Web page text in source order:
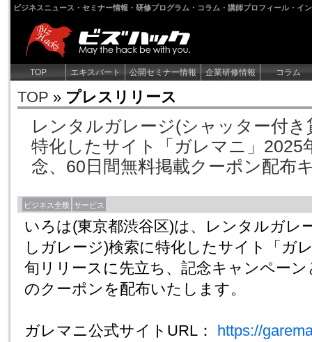
ビジネスニュース・セミナー情報・研修プログラム・コラム・講師プロフィール・イ
TOP エキスパート 公開セミナー情報 企業研修情報 コラム
TOP » プレスリリース
レンタルガレージ(シャッター付
特化したサイト「ガレマニ」2025
念、60日間無料掲載クーポン配布
ビジネス全般 サービス
いろは(東京都渋谷区)は、レンタルガレ
しガレージ)検索に特化したサイト「ガ
旬リリースに先立ち、記念キャンペー
のクーポンを配布いたします。
ガレマニ公式サイトURL： https://